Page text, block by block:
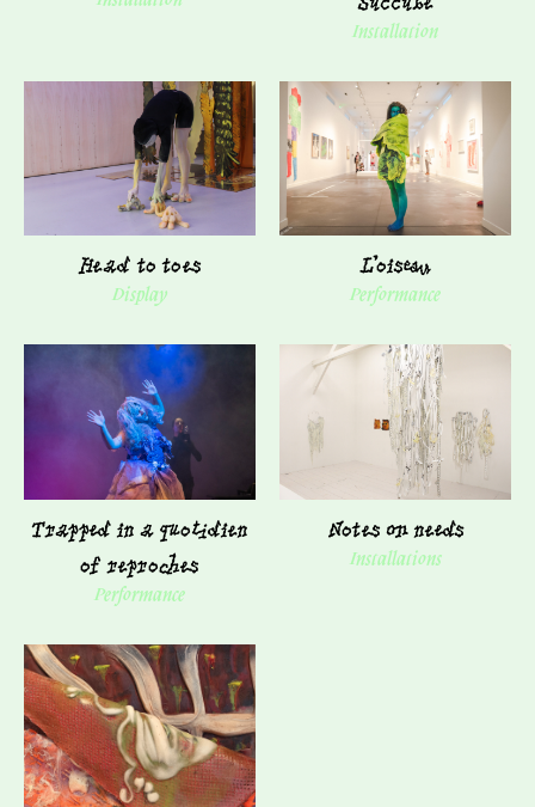
Installation
Head to toes
Display
L'oiseau
Performance
Trapped in a quotidien
of reproches
Performance
Notes on needs
Installations